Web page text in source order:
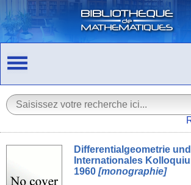
Differentialgeometrie
Internationales
1960 [monographie]